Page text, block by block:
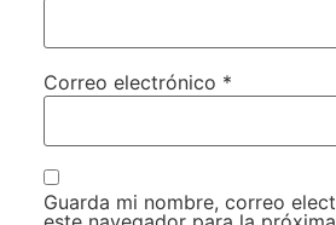
Correo electrónico *
Guarda mi nombre, correo